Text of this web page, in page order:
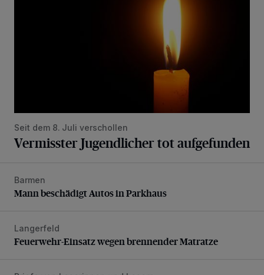
Seit dem 8. Juli verschollen
Vermisster Jugendlicher tot aufgefunden
Mann beschädigt Autos in Parkhaus
Barmen
Mann beschädigt Autos in Parkhaus
Feuerwehr-Einsatz wegen brennender Matratze
Langerfeld
Feuerwehr-Einsatz wegen brennender Matratze